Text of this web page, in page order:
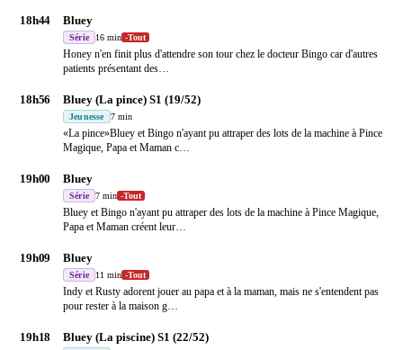
18h44 Bluey
Série 16 min -Tout
Honey n'en finit plus d'attendre son tour chez le docteur Bingo car d'autres
patients présentant des…
18h56 Bluey (La pince) S1 (19/52)
Jeunesse 7 min
«La pince»Bluey et Bingo n'ayant pu attraper des lots de la machine à Pince
Magique, Papa et Maman c…
19h00 Bluey
Série 7 min -Tout
Bluey et Bingo n'ayant pu attraper des lots de la machine à Pince Magique,
Papa et Maman créent leur…
19h09 Bluey
Série 11 min -Tout
Indy et Rusty adorent jouer au papa et à la maman, mais ne s'entendent pas
pour rester à la maison g…
19h18 Bluey (La piscine) S1 (22/52)